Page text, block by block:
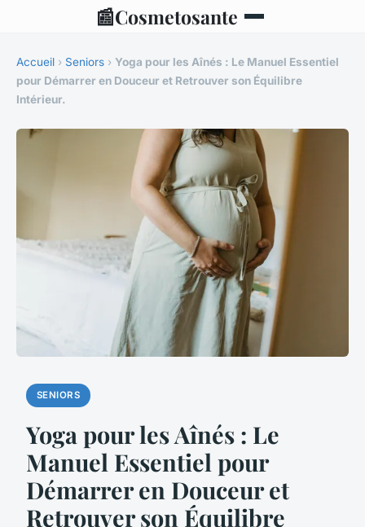
📰Cosmetosante
Accueil › Seniors › Yoga pour les Aînés : Le Manuel Essentiel
pour Démarrer en Douceur et Retrouver son Équilibre
Intérieur.
SENIORS
Yoga pour les Aînés : Le
Manuel Essentiel pour
Démarrer en Douceur et
Retrouver son Équilibre